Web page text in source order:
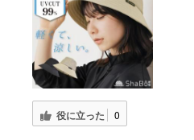
役に立った 0